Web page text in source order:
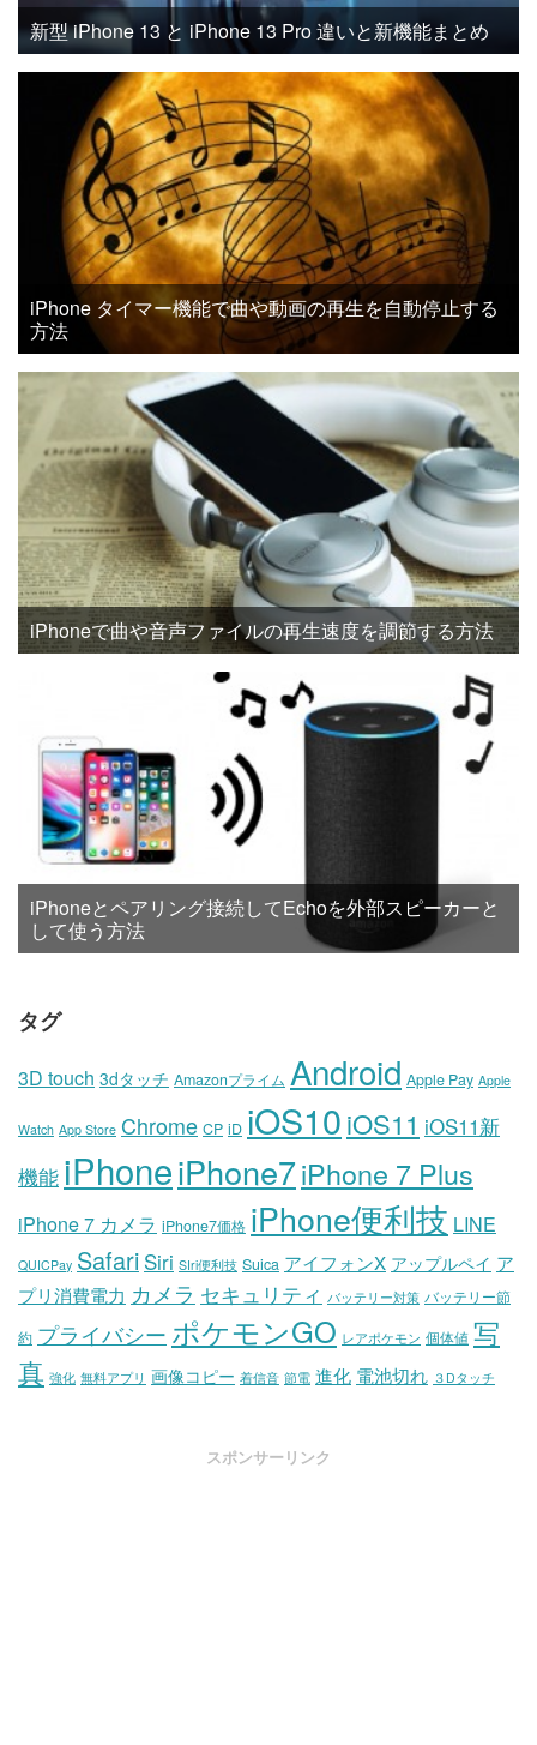
新型 iPhone 13 と iPhone 13 Pro 違いと新機能まとめ
iPhone タイマー機能で曲や動画の再生を自動停止する
方法
iPhoneで曲や音声ファイルの再生速度を調節する方法
iPhoneとペアリング接続してEchoを外部スピーカーと
して使う方法
タグ
3D touch 3dタッチ Amazonプライム Android Apple Pay Apple
Watch App Store Chrome CP iD iOS10iOS11 iOS11新
機能 iPhoneiPhone7iPhone 7 Plus
iPhone 7 カメラ iPhone7価格 iPhone便利技 LINE
QUICPay Safari Siri SIri便利技 Suica アイフォンX アップルペイ ア
プリ消費電力 カメラ セキュリティ バッテリー対策 バッテリー節
約 プライバシー ポケモンGO レアポケモン 個体値 写
真 強化 無料アプリ 画像コピー 着信音 節電 進化 電池切れ ３Dタッチ
スポンサーリンク